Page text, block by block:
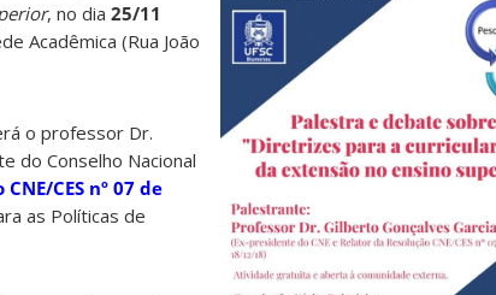
, no dia 25/11
Acadêmica (Rua João
o professor Dr.
do Conselho Nacional
CES nº 07 de
as Políticas de